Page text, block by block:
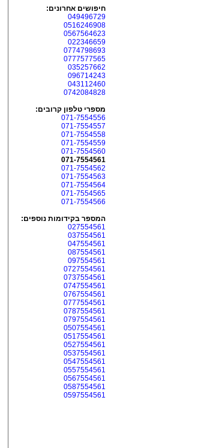
חיפושים אחרונים:
049496729
0516246908
0567564623
022346659
0774798693
0777577565
035257662
096714243
043112460
0742084828
מספרי טלפון קרובים:
071-7554556
071-7554557
071-7554558
071-7554559
071-7554560
071-7554561
071-7554562
071-7554563
071-7554564
071-7554565
071-7554566
המספר בקידומות נוספים:
027554561
037554561
047554561
087554561
097554561
0727554561
0737554561
0747554561
0767554561
0777554561
0787554561
0797554561
0507554561
0517554561
0527554561
0537554561
0547554561
0557554561
0567554561
0587554561
0597554561